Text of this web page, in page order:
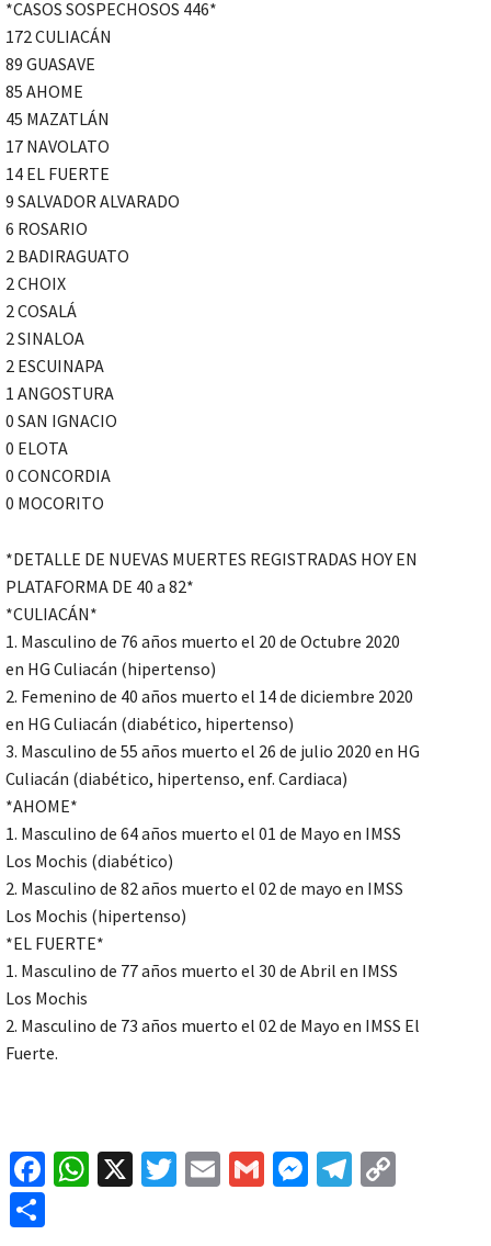
*CASOS SOSPECHOSOS 446*
172 CULIACÁN
89 GUASAVE
85 AHOME
45 MAZATLÁN
17 NAVOLATO
14 EL FUERTE
9 SALVADOR ALVARADO
6 ROSARIO
2 BADIRAGUATO
2 CHOIX
2 COSALÁ
2 SINALOA
2 ESCUINAPA
1 ANGOSTURA
0 SAN IGNACIO
0 ELOTA
0 CONCORDIA
0 MOCORITO
*DETALLE DE NUEVAS MUERTES REGISTRADAS HOY EN
PLATAFORMA DE 40 a 82*
*CULIACÁN*
1. Masculino de 76 años muerto el 20 de Octubre 2020
en HG Culiacán (hipertenso)
2. Femenino de 40 años muerto el 14 de diciembre 2020
en HG Culiacán (diabético, hipertenso)
3. Masculino de 55 años muerto el 26 de julio 2020 en HG
Culiacán (diabético, hipertenso, enf. Cardiaca)
*AHOME*
1. Masculino de 64 años muerto el 01 de Mayo en IMSS
Los Mochis (diabético)
2. Masculino de 82 años muerto el 02 de mayo en IMSS
Los Mochis (hipertenso)
*EL FUERTE*
1. Masculino de 77 años muerto el 30 de Abril en IMSS
Los Mochis
2. Masculino de 73 años muerto el 02 de Mayo en IMSS El
Fuerte.
Fa W X
T
E
G
M Te